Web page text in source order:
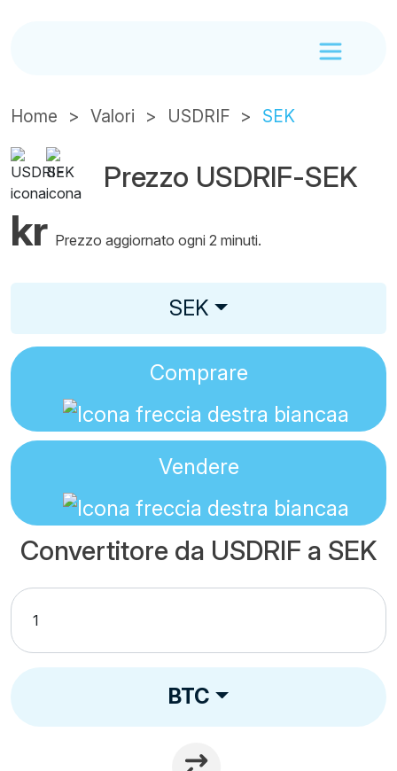
Home Valori USDRIF SEK
Prezzo USDRIF-SEK
kr Prezzo aggiornato ogni 2 minuti.
SEK
Comprare
Vendere
Convertitore da USDRIF a SEK
BTC